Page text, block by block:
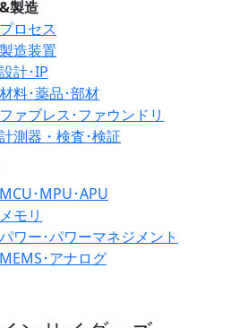
製造
プロセス
製造装置
設計･IP
材料･薬品･部材
ファブレス･ファウンドリ
計測器・検査･検証
MCU･MPU･APU
メモリ
パワー･パワーマネジメント
MEMS･アナログ